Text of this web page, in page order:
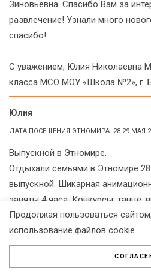
Зиновьевна. Спасибо Вам за
развлечение! Узнали много
спасибо!
С уважением, Юлия Николаевна
класса МСО МОУ «Школа №2», г.
Юлия
ДАТА ПОСЕЩЕНИЯ ЭТНОМИРА: 28-29 МАЯ
Выпускной в Этномире.
Отдыхали семьями в Этномире
выпускной. Шикарная
заняты 4 часа. Конкурсы, танце,
Дополнительно была анимация У
полной темноте при свете
участвовали в обрядах народов
Организация великолепная. Ни
Продолжая пользоваться
использование файлов cookie.